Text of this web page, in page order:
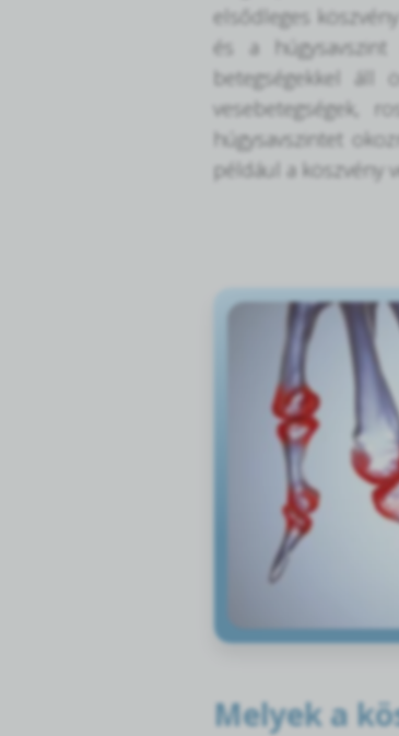
elsődleges
és a húgysavszint
betegségekkel áll
vesebetegségek,
húgysavszintet
például a köszvény
Melyek a